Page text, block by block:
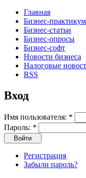
Главная
Бизнес-практикум
Бизнес-статьи
Бизнес-опросы
Бизнес-софт
Новости бизнеса
Налоговые
RSS
Вход
Имя пользователя: *
Пароль: *
Регистрация
Забыли пароль?